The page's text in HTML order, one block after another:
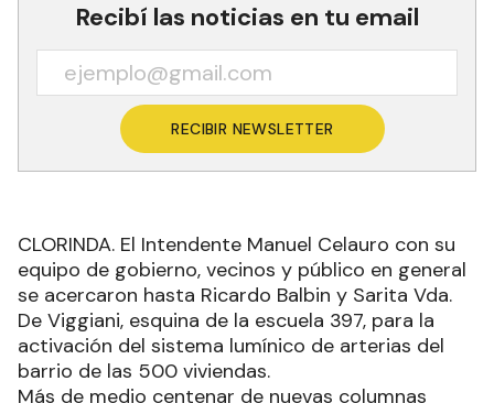
Recibí las noticias en tu email
RECIBIR NEWSLETTER
CLORINDA. El Intendente Manuel Celauro con su
equipo de gobierno, vecinos y público en general
se acercaron hasta Ricardo Balbin y Sarita Vda.
De Viggiani, esquina de la escuela 397, para la
activación del sistema lumínico de arterias del
barrio de las 500 viviendas.
Más de medio centenar de nuevas columnas